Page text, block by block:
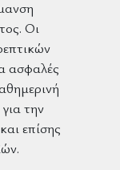
Οι
ασφαλές
την
επίσης